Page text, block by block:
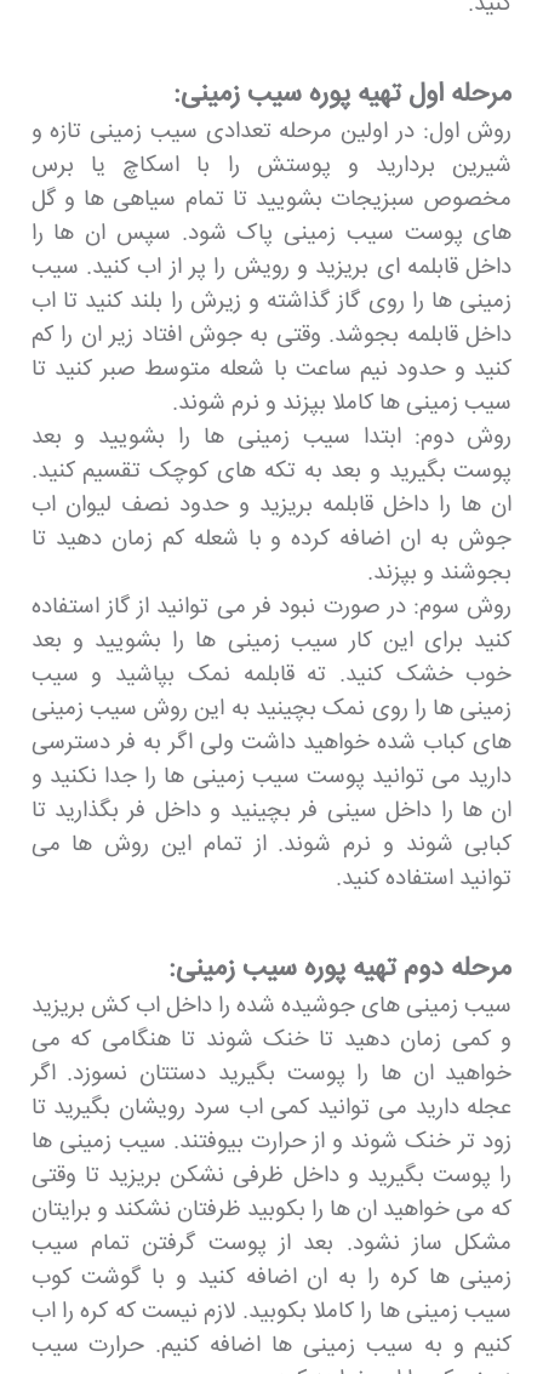
مرحله اول تهیه پوره سیب زمینی:
روش اول: در اولین مرحله تعدادی سیب زمینی تازه و
شیرین بردارید و پوستش را با اسکاچ یا برس
مخصوص سبزیجات بشویید تا تمام سیاهی ها و گل
های پوست سیب زمینی پاک شود. سپس ان ها را
داخل قابلمه ای بریزید و رویش را پر از اب کنید. سیب
زمینی ها را روی گاز گذاشته و زیرش را بلند کنید تا اب
داخل قابلمه بجوشد. وقتی به جوش افتاد زیر ان را کم
کنید و حدود نیم ساعت با شعله متوسط صبر کنید تا
سیب زمینی ها کاملا بپزند و نرم شوند.
روش دوم: ابتدا سیب زمینی ها را بشویید و بعد
پوست بگیرید و بعد به تکه های کوچک تقسیم کنید.
ان ها را داخل قابلمه بریزید و حدود نصف لیوان اب
جوش به ان اضافه کرده و با شعله کم زمان دهید تا
بجوشند و بپزند.
روش سوم: در صورت نبود فر می توانید از گاز استفاده
کنید برای این کار سیب زمینی ها را بشویید و بعد
خوب خشک کنید. ته قابلمه نمک بپاشید و سیب
زمینی ها را روی نمک بچینید به این روش سیب زمینی
های کباب شده خواهید داشت ولی اگر به فر دسترسی
دارید می توانید پوست سیب زمینی ها را جدا نکنید و
ان ها را داخل سینی فر بچینید و داخل فر بگذارید تا
کبابی شوند و نرم شوند. از تمام این روش ها می
توانید استفاده کنید.
مرحله دوم تهیه پوره سیب زمینی:
سیب زمینی های جوشیده شده را داخل اب کش بریزید
و کمی زمان دهید تا خنک شوند تا هنگامی که می
خواهید ان ها را پوست بگیرید دستتان نسوزد. اگر
عجله دارید می توانید کمی اب سرد رویشان بگیرید تا
زود تر خنک شوند و از حرارت بیوفتند. سیب زمینی ها
را پوست بگیرید و داخل ظرفی نشکن بریزید تا وقتی
که می خواهید ان ها را بکوبید ظرفتان نشکند و برایتان
مشکل ساز نشود. بعد از پوست گرفتن تمام سیب
زمینی ها کره را به ان اضافه کنید و با گوشت کوب
سیب زمینی ها را کاملا بکوبید. لازم نیست که کره را اب
کنیم و به سیب زمینی ها اضافه کنیم. حرارت سیب